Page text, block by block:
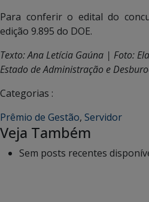
Para conferir o edital do
edição 9.895 do DOE.
Texto: Ana Letícia Gaúna | Foto:
Estado de Administração e
Categorias :
Prêmio de Gestão, Servidor
Veja Também
Sem posts recentes